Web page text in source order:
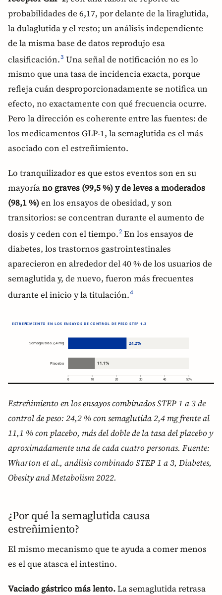
probabilidades de 6,17, por delante de la liraglutida,
la dulaglutida y el resto; un análisis independiente
de la misma base de datos reprodujo esa
clasificación.3 Una señal de notificación no es lo
mismo que una tasa de incidencia exacta, porque
refleja cuán desproporcionadamente se notifica un
efecto, no exactamente con qué frecuencia ocurre.
Pero la dirección es coherente entre las fuentes: de
los medicamentos GLP-1, la semaglutida es el más
asociado con el estreñimiento.
Lo tranquilizador es que estos eventos son en su
mayoríano graves (99,5 %) y de leves a moderados
(98,1 %)en los ensayos de obesidad, y son
transitorios: se concentran durante el aumento de
dosis y ceden con el tiempo.2 En los ensayos de
diabetes, los trastornos gastrointestinales
aparecieron en alrededor del 40 % de los usuarios de
semaglutida y, de nuevo, fueron más frecuentes
durante el inicio y la titulación.4
Estreñimiento en los ensayos combinados STEP 1 a 3 de
control de peso: 24,2 % con semaglutida 2,4 mg frente al
11,1 % con placebo, más del doble de la tasa del placebo y
aproximadamente una de cada cuatro personas. Fuente:
Wharton et al., análisis combinado STEP 1 a 3, Diabetes,
Obesity and Metabolism 2022.
¿Por qué la semaglutida causa
estreñimiento?
El mismo mecanismo que te ayuda a comer menos
es el que atasca el intestino.
Vaciado gástrico más lento.La semaglutida retrasa